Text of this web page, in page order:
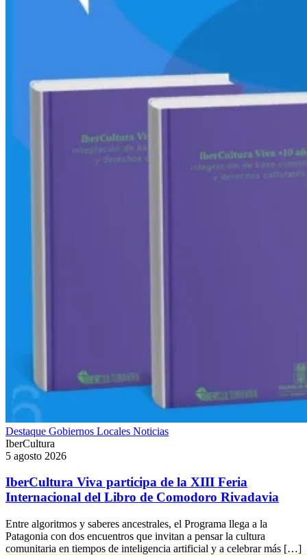
Destaque Gobiernos Locales Noticias
IberCultura
5 agosto 2026
IberCultura Viva participa de la XIII Feria
Internacional del Libro de Comodoro Rivadavia
Entre algoritmos y saberes ancestrales, el Programa llega a la
Patagonia con dos encuentros que invitan a pensar la cultura
comunitaria en tiempos de inteligencia artificial y a celebrar más […]